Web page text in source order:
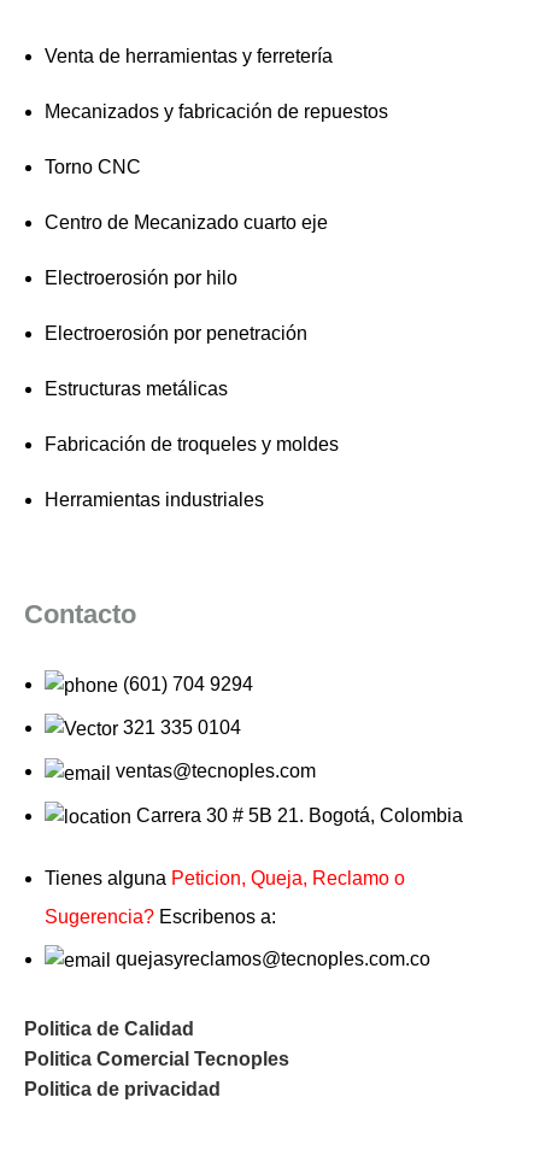
Venta de herramientas y ferretería
Mecanizados y fabricación de repuestos
Torno CNC
Centro de Mecanizado cuarto eje
Electroerosión por hilo
Electroerosión por penetración
Estructuras metálicas
Fabricación de troqueles y moldes
Herramientas industriales
Contacto
(601) 704 9294
321 335 0104
ventas@tecnoples.com
Carrera 30 # 5B 21. Bogotá, Colombia
Tienes alguna Peticion, Queja, Reclamo o
Sugerencia? Escribenos a:
quejasyreclamos@tecnoples.com.co
Politica de Calidad
Politica Comercial Tecnoples
Politica de privacidad